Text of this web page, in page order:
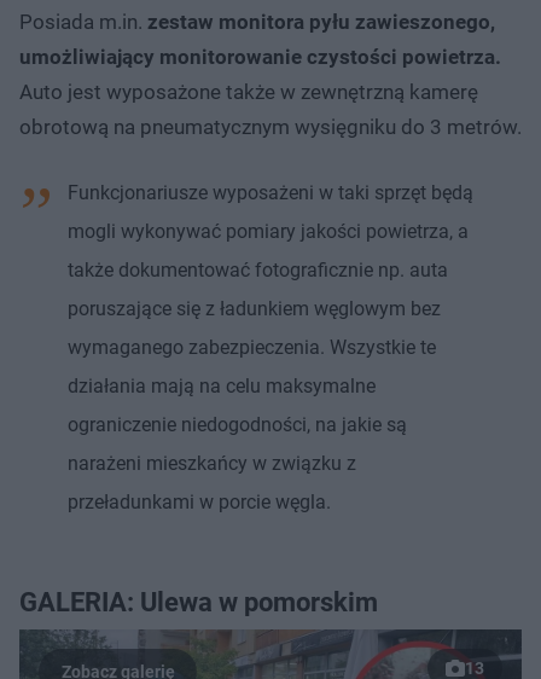
Posiada m.in. zestaw monitora pyłu zawieszonego,
umożliwiający monitorowanie czystości powietrza.
Auto jest wyposażone także w zewnętrzną kamerę
obrotową na pneumatycznym wysięgniku do 3 metrów.
Funkcjonariusze wyposażeni w taki sprzęt będą
mogli wykonywać pomiary jakości powietrza, a
także dokumentować fotograficznie np. auta
poruszające się z ładunkiem węglowym bez
wymaganego zabezpieczenia. Wszystkie te
działania mają na celu maksymalne
ograniczenie niedogodności, na jakie są
narażeni mieszkańcy w związku z
przeładunkami w porcie węgla.
GALERIA: Ulewa w pomorskim
13